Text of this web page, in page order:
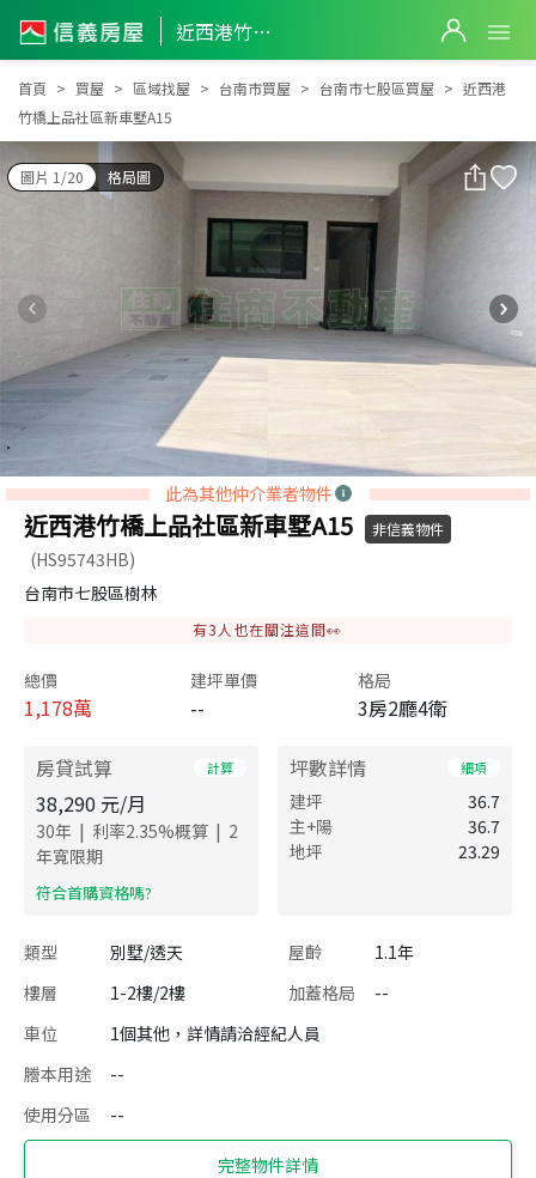
近西港竹橋上品社區新車墅A15
近西港竹橋上品社區新車墅A15
首頁 買屋 區域找屋 台南市買屋 台南市七股區買屋
近西港
竹橋上品社區新車墅A15
圖片 1/20 格局圖
此為其他仲介業者物件
近西港竹橋上品社區新車墅A15 非信義物件
(HS95743HB)
台南市七股區樹林
有3 人也在關注這間👀
總價
1,178萬
建坪單價
--
格局
3房2廳4衛
房貸試算 計算
38,290 元/月
30年 | 利率2.35%概算 | 2
年寬限期
​符合首購資格嗎?
坪數詳情 細項
建坪
36.7
主+陽
36.7
地坪
23.29
類型 別墅/透天 屋齡
1.1年
樓層
1-2樓/2樓 加蓋格局
--
車位
1個其他，詳情請洽經紀人員
謄本用途
--
使用分區
--
完整物件詳情